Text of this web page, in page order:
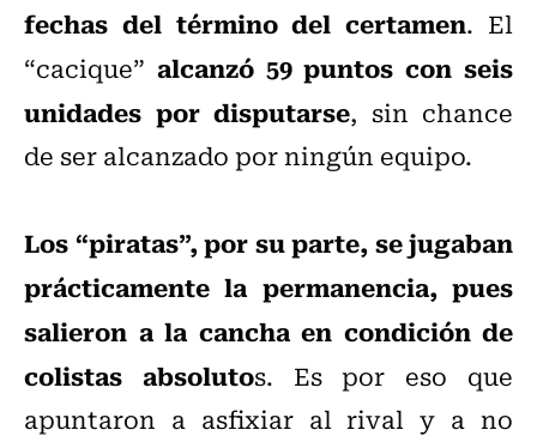
fechas del término del certamen. El
“cacique” alcanzó 59 puntos con seis
unidades por disputarse, sin chance
de ser alcanzado por ningún equipo.
Los “piratas”, por su parte, se jugaban
prácticamente la permanencia, pues
salieron a la cancha en condición de
colistas absolutos. Es por eso que
apuntaron a asfixiar al rival y a no